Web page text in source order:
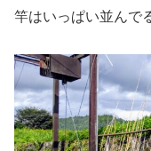
竿はいっぱい並んで